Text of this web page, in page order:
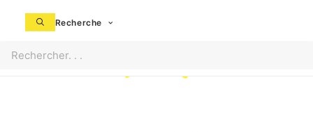
Recherche